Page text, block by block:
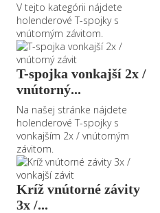
V tejto kategórii nájdete
holenderové T-spojky s
vnútorným závitom.
T-spojka vonkajší 2x /
vnútorný...
Na našej stránke nájdete
holenderové T-spojky s
vonkajším 2x / vnútorným
závitom.
Kríž vnútorné závity
3x /...